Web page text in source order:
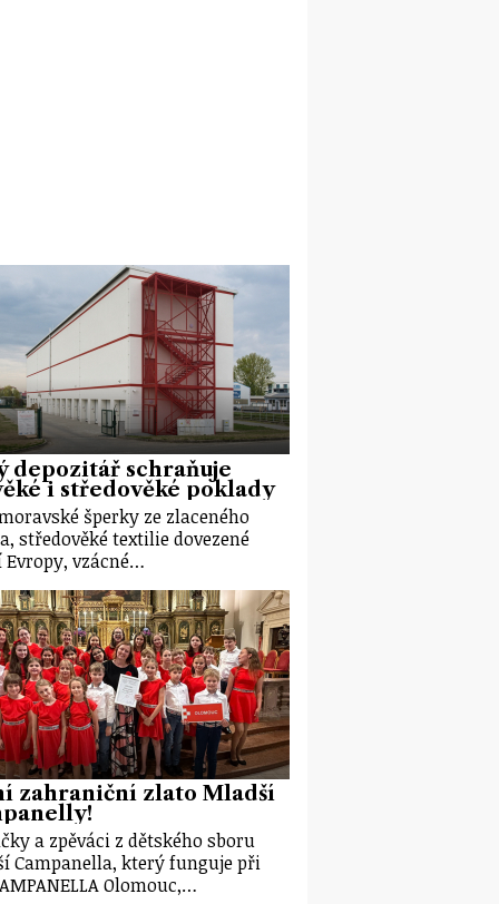
depozitář schraňuje
i středověké poklady
šperky ze zlaceného
středověké textilie dovezené
vzácné…
zahraniční zlato Mladší
a zpěváci z dětského sboru
Campanella, který funguje při
Olomouc,…